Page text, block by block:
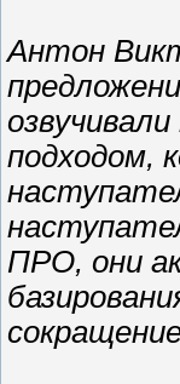
Антон
подходом,
ПРО, они